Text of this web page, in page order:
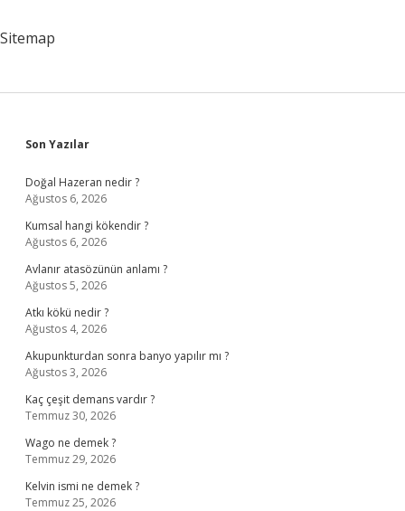
Sitemap
Sidebar
Son Yazılar
Doğal Hazeran nedir ?
Ağustos 6, 2026
Kumsal hangi kökendir ?
Ağustos 6, 2026
Avlanır atasözünün anlamı ?
Ağustos 5, 2026
Atkı kökü nedir ?
Ağustos 4, 2026
Akupunkturdan sonra banyo yapılır mı ?
Ağustos 3, 2026
Kaç çeşit demans vardır ?
Temmuz 30, 2026
Wago ne demek ?
Temmuz 29, 2026
Kelvin ismi ne demek ?
Temmuz 25, 2026